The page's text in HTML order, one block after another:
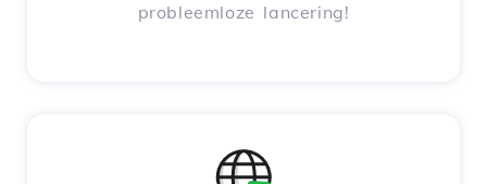
probleemloze lancering!